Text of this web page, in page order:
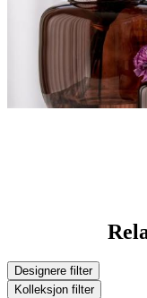
Designere filter
Kolleksjon filter